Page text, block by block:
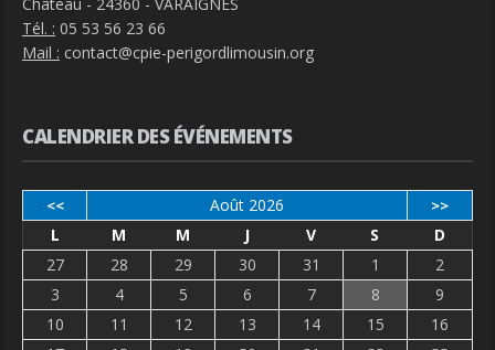
Tél. : 05 53 56 23 66
Mail : contact@cpie-perigordlimousin.org
CALENDRIER DES ÉVÉNEMENTS
<< Août 2026 >>
L M M J V S
D
27
28 29 30 31 1
2
3
4 5 6 7 8
9
10
11 12 13 14 15
16